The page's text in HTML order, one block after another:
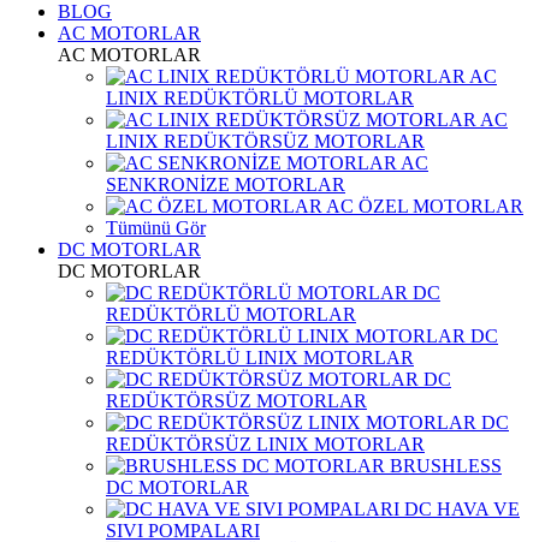
BLOG
AC MOTORLAR
AC MOTORLAR
AC
LINIX REDÜKTÖRLÜ MOTORLAR
AC
LINIX REDÜKTÖRSÜZ MOTORLAR
AC
SENKRONİZE MOTORLAR
AC ÖZEL MOTORLAR
Tümünü Gör
DC MOTORLAR
DC MOTORLAR
DC
REDÜKTÖRLÜ MOTORLAR
DC
REDÜKTÖRLÜ LINIX MOTORLAR
DC
REDÜKTÖRSÜZ MOTORLAR
DC
REDÜKTÖRSÜZ LINIX MOTORLAR
BRUSHLESS
DC MOTORLAR
DC HAVA VE
SIVI POMPALARI